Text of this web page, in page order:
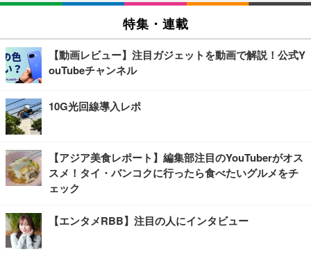
特集・連載
【動画レビュー】注目ガジェットを動画で解説！公式Y
ouTubeチャンネル
10G光回線導入レポ
【アジア美食レポート】編集部注目のYouTuberがオス
スメ！タイ・バンコクに行ったら食べたいグルメをチ
ェック
【エンタメRBB】注目の人にインタビュー